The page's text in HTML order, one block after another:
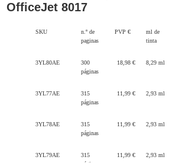
OfficeJet 8017
SKU
n.º de
paginas
PVP €
ml de
tinta
3YL80AE
300
páginas
18,98 € 8,29 ml
3YL77AE
315
páginas
11,99 € 2,93 ml
3YL78AE
315
páginas
11,99 € 2,93 ml
3YL79AE
315
11,99 € 2,93 ml